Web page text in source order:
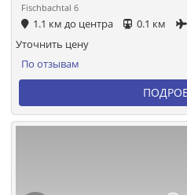
Fischbachtal 6
1.1 км до центра 0.1 км
По отзывам
Уточнить цену